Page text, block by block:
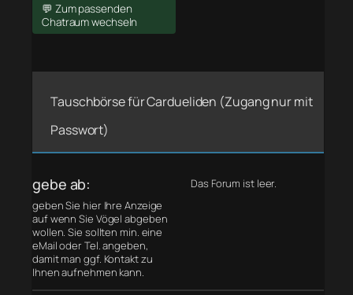
💬 Zum passenden
Chatraum wechseln
Tauschbörse für Cardueliden (Zugang nur mit
Passwort)
gebe ab:
geben Sie hier Ihre Anzeige
auf wenn Sie Vögel abgeben
wollen. Sie sollten min. eine
eMail oder Tel. angeben,
damit man ggf. Kontakt zu
Ihnen aufnehmen kann.
Das Forum ist leer.